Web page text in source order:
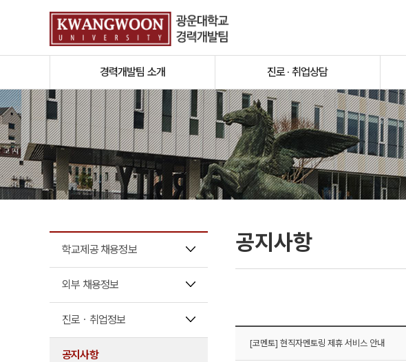
경력개발팀 소개 진로 · 취업상담
학교제공 채용정보
외부 채용정보
진로ㆍ취업정보
공지사항
공지사항
[코멘토] 현직자멘토링 제휴 서비스 안내